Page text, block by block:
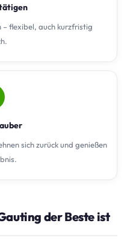
– flexibel, auch kurzfristig
sich zurück und genießen
der Beste ist